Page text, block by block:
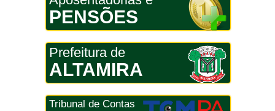
PENSÕES
Prefeitura de
ALTAMIRA
Tribunal de Contas